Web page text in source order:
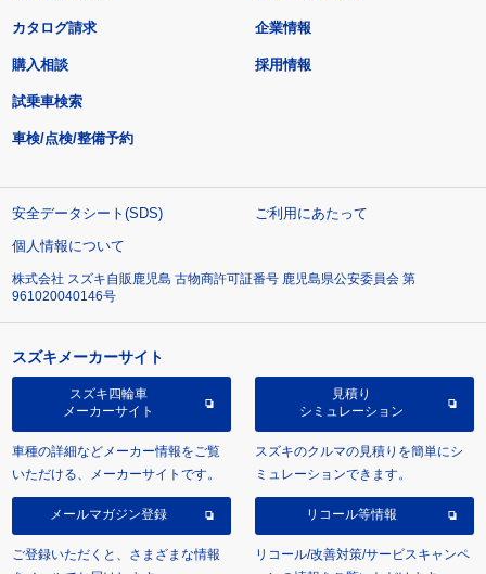
カタログ請求
購入相談
試乗車検索
車検/点検/整備予約
企業情報
採用情報
安全データシート(SDS)
ご利用にあたって
個人情報について
株式会社 スズキ自販鹿児島 古物商許可証番号 鹿児島県公安委員会 第
961020040146号
スズキメーカーサイト
スズキ四輪車
メーカーサイト
車種の詳細などメーカー情報をご覧
いただける、メーカーサイトです。
見積り
シミュレーション
スズキのクルマの見積りを簡単にシ
ミュレーションできます。
メールマガジン登録
ご登録いただくと、さまざまな情報
リコール等情報
リコール/改善対策/サービスキャンペ